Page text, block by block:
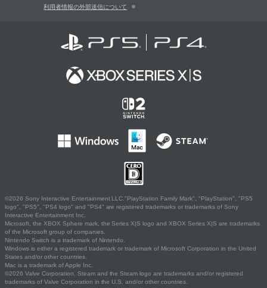
利用者情報の外部送信について
©2026 Sony Interactive Entertainment LLC."PlayStation Family Mark", "PlayStation", "PS5
logo", "PS5", "PS4 logo" and "PS4" are registered trademarks or trademarks of Sony
Interactive Entertainment Inc.
Microsoft, the XBOX Sphere mark, the Series X|S logo and XBOX Series X|S are trademarks
of the Microsoft group of companies.
Nintendo Switch is a trademark of Nintendo.
Windows is either a registered trademark or trademark of Microsoft Corporation in the United
States and/or other countries.
Mac is a trademark of Apple Inc.
©2026 Valve Corporation. Steam and the Steam logo are trademarks and/or registered
trademarks of Valve Corporation in the U.S. and/or other countries.